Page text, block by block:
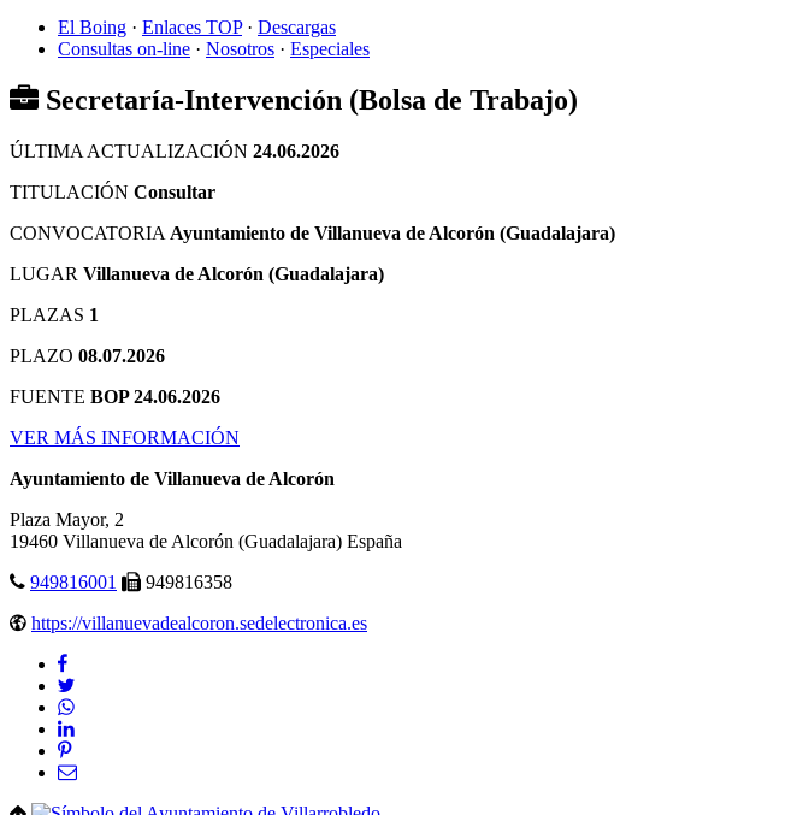
El Boing · Enlaces TOP· Descargas
Consultas on-line · Nosotros · Especiales
Secretaría-Intervención (Bolsa de Trabajo)
ÚLTIMA ACTUALIZACIÓN 24.06.2026
TITULACIÓN Consultar
CONVOCATORIA Ayuntamiento de Villanueva de Alcorón (Guadalajara)
LUGAR Villanueva de Alcorón (Guadalajara)
PLAZAS 1
PLAZO 08.07.2026
FUENTE BOP 24.06.2026
VER MÁS INFORMACIÓN
Ayuntamiento de Villanueva de Alcorón
Plaza Mayor, 2
19460 Villanueva de Alcorón (Guadalajara) España
949816001
949816358
https://villanuevadealcoron.sedelectronica.es